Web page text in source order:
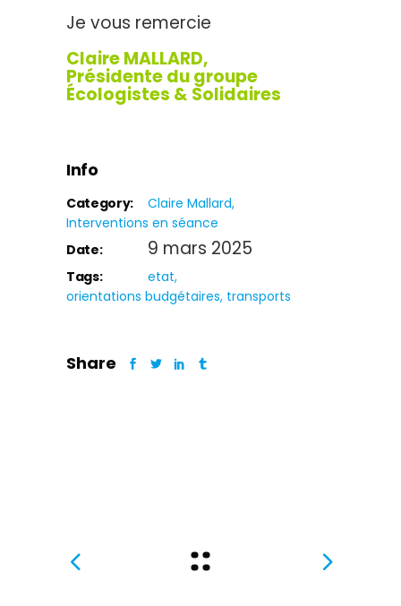
Je vous remercie
Claire MALLARD,
Présidente du groupe
Écologistes & Solidaires
Info
Category:
Claire Mallard
Interventions en séance
Date:
9 mars 2025
Tags:
etat
orientations budgétaires transports
Share